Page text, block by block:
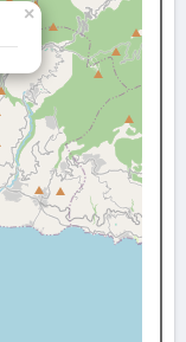
×